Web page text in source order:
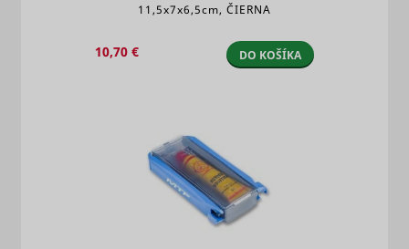
11,5x7x6,5cm, ČIERNA
10,70 € DO KOŠÍKA